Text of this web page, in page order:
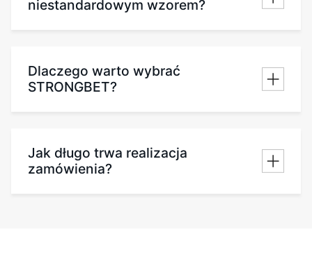
niestandardowym wzorem?
Dlaczego warto wybrać
STRONGBET?
Jak długo trwa realizacja
zamówienia?